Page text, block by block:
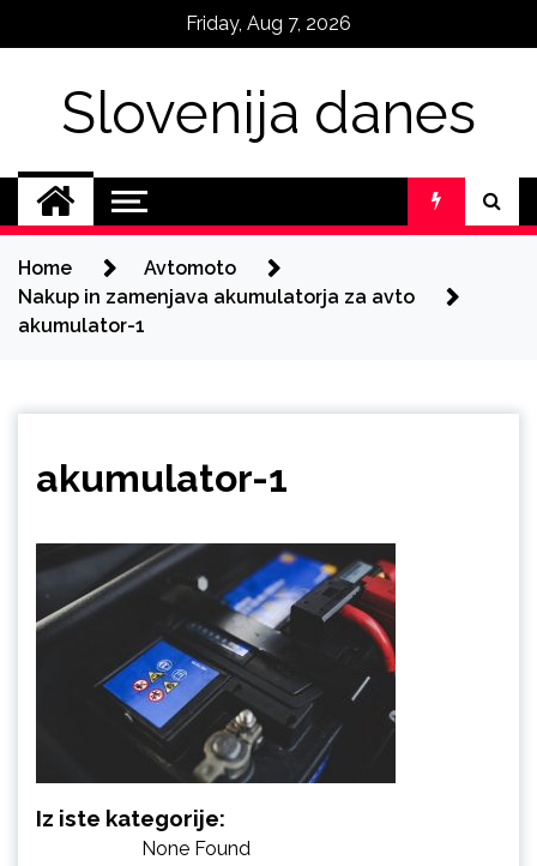
Friday, Aug 7, 2026
Slovenija danes
Home
Avtomoto
Nakup in zamenjava akumulatorja za avto
akumulator-1
akumulator-1
Iz iste kategorije:
None Found